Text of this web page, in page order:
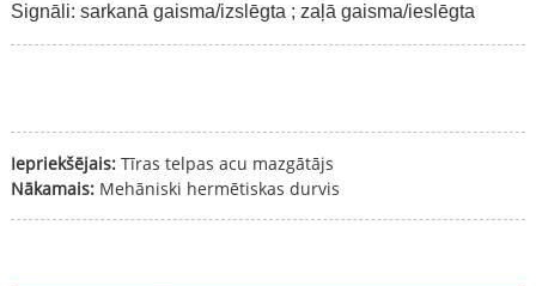
Signāli: sarkanā gaisma/izslēgta ; zaļā gaisma/ieslēgta
Iepriekšējais: Tīras telpas acu mazgātājs
Nākamais: Mehāniski hermētiskas durvis